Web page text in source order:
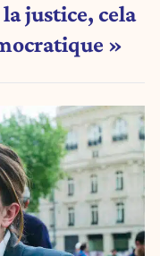
justice, cela
»